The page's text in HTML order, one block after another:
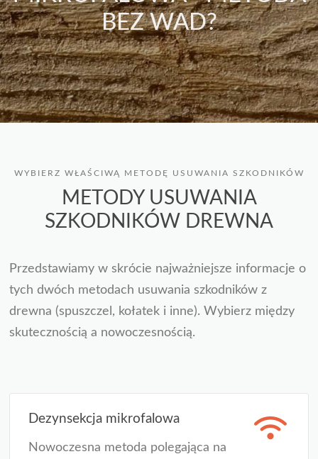
BEZ WAD?
WYBIERZ WŁAŚCIWĄ METODĘ USUWANIA SZKODNIKÓW
METODY USUWANIA
SZKODNIKÓW DREWNA
Przedstawiamy w skrócie najważniejsze informacje o
tych dwóch metodach usuwania szkodników z
drewna (spuszczel, kołatek i inne). Wybierz między
skutecznością a nowoczesnością.
Dezynsekcja mikrofalowa
Nowoczesna metoda polegająca na